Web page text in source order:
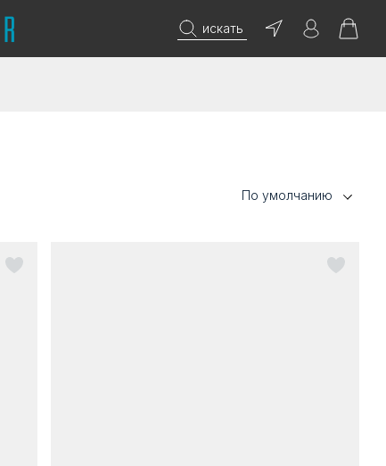
искать
По умолчанию